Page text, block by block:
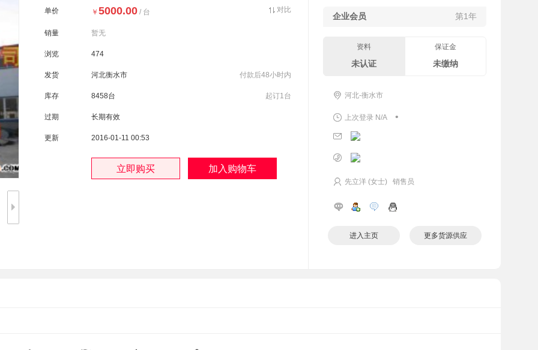
单价 ￥ 5000.00 / 台 对比
销量 暂无
浏览 474
发货 河北衡水市 付款后48小时内
库存 8458台 起订1台
过期 长期有效
更新 2016-01-11 00:53
企业会员 第1年
资料
未认证
保证金
未缴纳
河北-衡水市
上次登录 N/A •
先立洋 (女士) 销售员
进入主页 更多货源供应